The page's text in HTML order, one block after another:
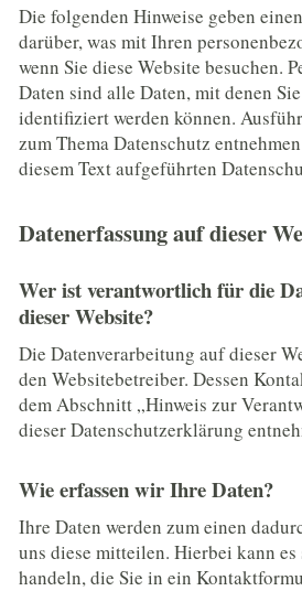
Die folgenden Hinweise geben
darüber, was mit Ihren
wenn Sie diese Website besuchen.
Daten sind alle Daten, mit denen
identifiziert werden können.
zum Thema Datenschutz
diesem Text aufgeführten
Datenerfassung auf dieser
Wer ist verantwortlich für die
dieser Website?
Die Datenverarbeitung auf dieser
den Websitebetreiber. Dessen
dem Abschnitt „Hinweis zur
dieser Datenschutzerklärung
Wie erfassen wir Ihre Daten?
Ihre Daten werden zum einen
uns diese mitteilen. Hierbei kann
handeln, die Sie in ein